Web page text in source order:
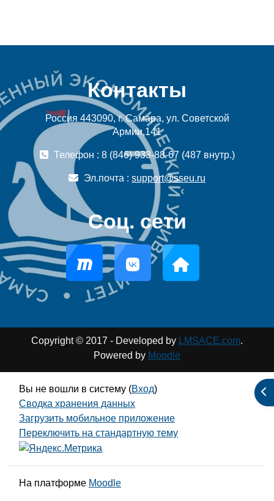
Контакты
Россия 443090, г. Самара, ул. Советской
Армии,141
Телефон : 8 (846) 933-88-67 (487 внутр.)
Эл.почта : support@sseu.ru
Соц. сети
Copyright © 2017 - Developed by LMSACE.com.
Powered by Moodle
Вы не вошли в систему (Вход)
Сводка хранения данных
Загрузить мобильное приложение
Переключить на стандартную тему
На платформе Moodle